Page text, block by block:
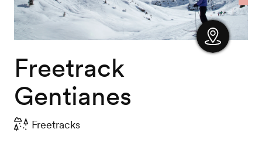
Freetrack
Gentianes
Freetracks